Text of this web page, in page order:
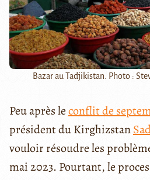
Bazar au Tadjikistan. Photo :
Peu après leconflit de
président du Kirghizstan
vouloir résoudre les
mai 2023. Pourtant, le